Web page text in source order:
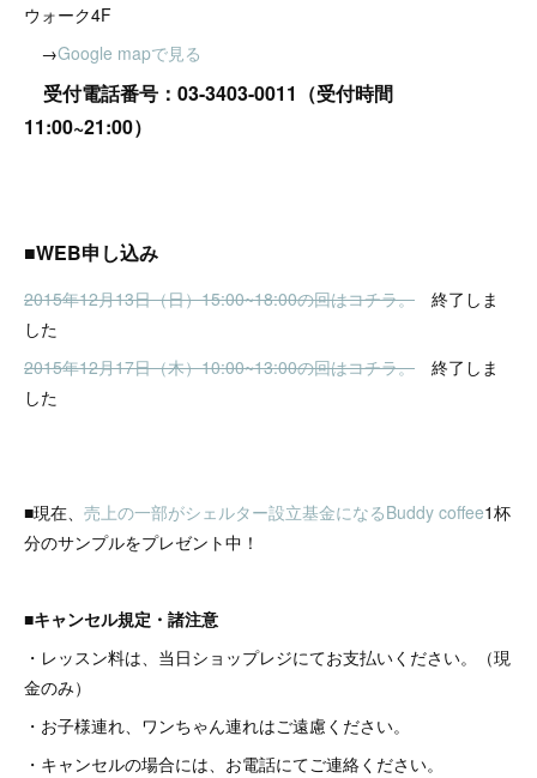
ウォーク4F
→Google mapで見る
受付電話番号：03-3403-0011（受付時間
11:00~21:00）
■WEB申し込み
2015年12月13日（日）15:00~18:00の回はコチラ。 終了しま
した
2015年12月17日（木）10:00~13:00の回はコチラ。 終了しま
した
■現在、 売上の一部がシェルター設立基金になるBuddy coffee1杯
分のサンプルをプレゼント中！
■キャンセル規定・諸注意
・レッスン料は、当日ショップレジにてお支払いください。（現
金のみ）
・お子様連れ、ワンちゃん連れはご遠慮ください。
・キャンセルの場合には、お電話にてご連絡ください。